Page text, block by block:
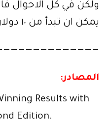
ولكن في كل الاحوال
يمكن ان تبدأ من ١٠ دولارات.
—————————————–
المصادر:
Edition.